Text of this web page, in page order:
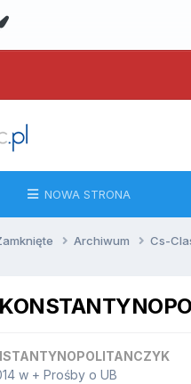
NOWA STRONA
Archiwum Cs-
w + Prośby o UB